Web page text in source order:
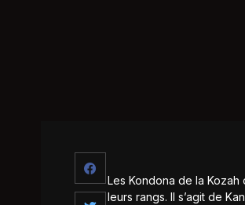
Les Kondona de la Kozah
leurs rangs. Il s’agit de